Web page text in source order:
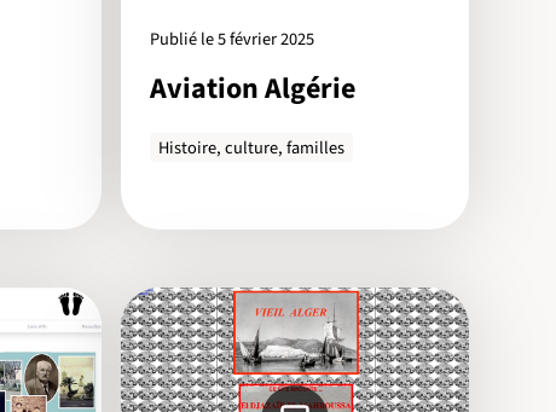
Publié le 5 février 2025
Aviation Algérie
Histoire, culture, familles